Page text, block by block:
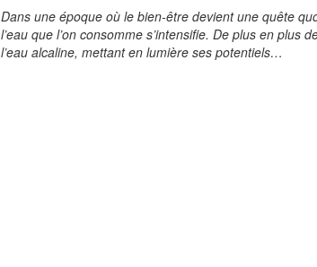
Dans une époque où le bien-être devient une quête
l’eau que l’on consomme s’intensifie. De plus en plus
l’eau alcaline, mettant en lumière ses potentiels…